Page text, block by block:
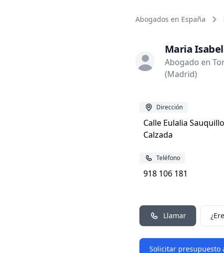
Abogados en España
Maria
Abogado en
(Madrid)
Dirección
Calle Eulalia
Calzada
Teléfono
918 106 181
Llamar
Solicitar presupuesto